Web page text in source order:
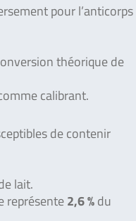
pour l’anticorps
théorique de
calibrant.
de contenir
lait.
représente2,6 %du